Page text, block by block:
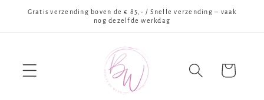
naar de
Gratis verzending boven de € 85,- / Snelle verzending – vaak
nog dezelfde werkdag
Winkelwagen